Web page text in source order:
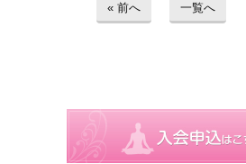
« 前へ 一覧へ